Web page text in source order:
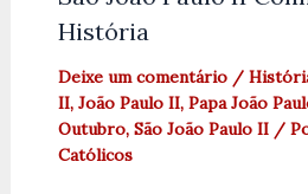
História
Deixe um comentário /
II, João Paulo II, Papa João
Outubro, São João Paulo II/
Católicos